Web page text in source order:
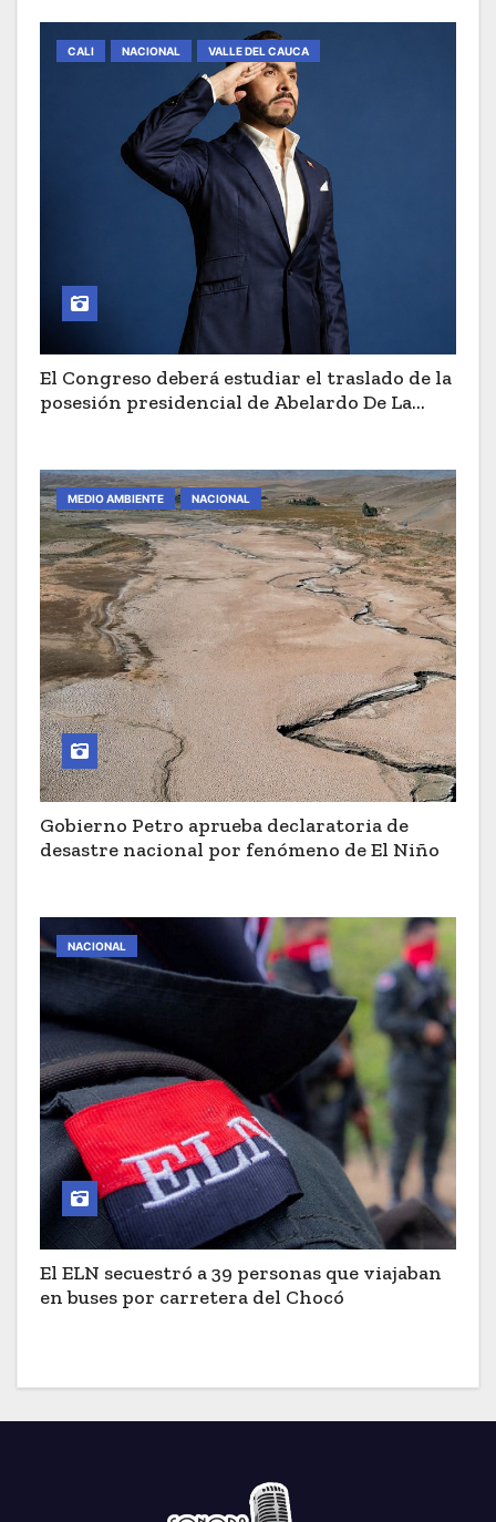
CALI NACIONAL VALLE DEL CAUCA
El Congreso deberá estudiar el traslado de la
posesión presidencial de Abelardo De La
MEDIO AMBIENTE NACIONAL
Gobierno Petro aprueba declaratoria de
desastre nacional por fenómeno de El Niño
NACIONAL
El ELN secuestró a 39 personas que viajaban
en buses por carretera del Chocó